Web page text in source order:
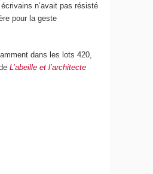
n’avait pas résisté
pour la geste
dans les lots 420,
L’abeille et l’architecte